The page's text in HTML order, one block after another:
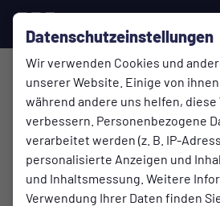
Datenschutzeinstellungen
Wir verwenden Cookies und
unserer Website. Einige von
während andere uns helfen, diese
verbessern. Personenbezogene
verarbeitet werden (z. B. IP-
personalisierte Anzeigen und
und Inhaltsmessung. Weitere
Verwendung Ihrer Daten finden
Bezirksliga , 1.
Germania Wuppertal
1:0
(1:0)